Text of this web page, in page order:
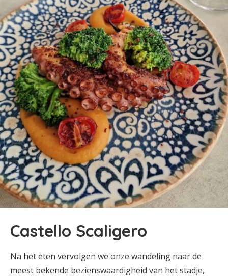
Castello Scaligero
Na het eten vervolgen we onze wandeling naar de
meest bekende bezienswaardigheid van het stadje,